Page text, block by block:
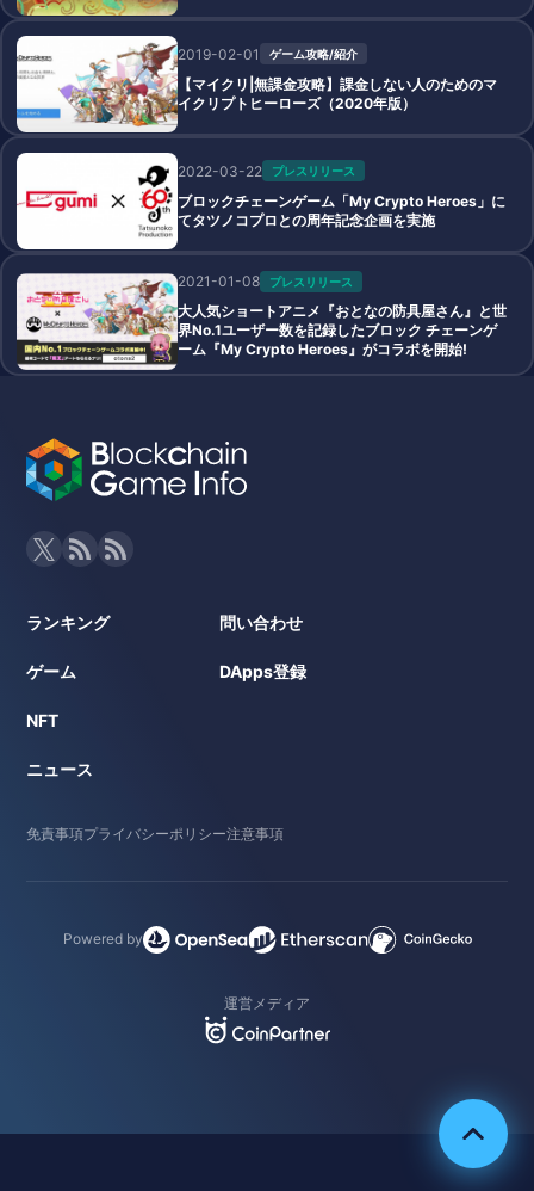
2019-02-01 ゲーム攻略/紹介
【マイクリ|無課金攻略】課金しない人のためのマ
イクリプトヒーローズ（2020年版）
2022-03-22 プレスリリース
ブロックチェーンゲーム「My Crypto Heroes」に
てタツノコプロとの周年記念企画を実施
2021-01-08 プレスリリース
大人気ショートアニメ『おとなの防具屋さん』と世
界No.1ユーザー数を記録したブロック チェーンゲ
ーム『My Crypto Heroes』がコラボを開始!
ランキング
ゲーム
NFT
ニュース
問い合わせ
DApps登録
免責事項プライバシーポリシー注意事項
Powered by
運営メディア